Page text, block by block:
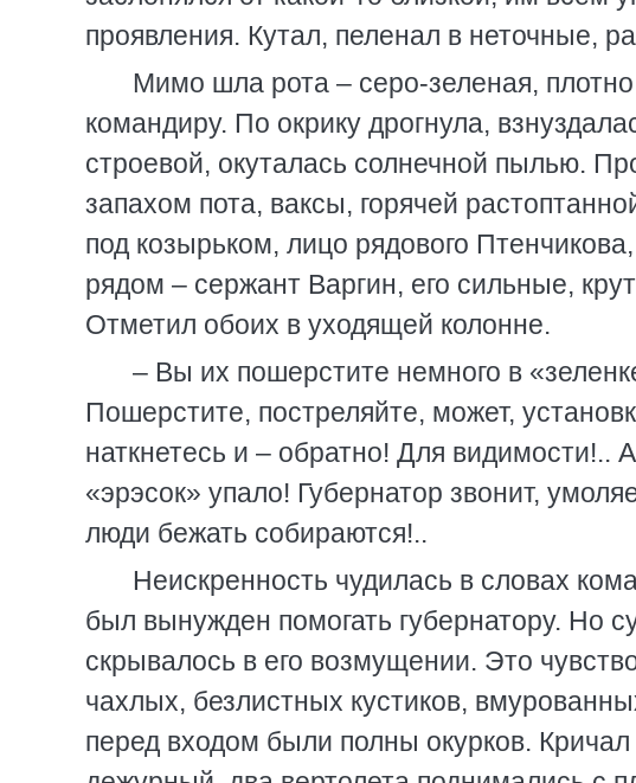
проявления. Кутал, пеленал в неточные,
Мимо шла рота – серо-зеленая,
командиру. По окрику дрогнула,
строевой, окуталась солнечной пылью.
запахом пота, ваксы, горячей
под козырьком, лицо рядового
рядом – сержант Варгин, его сильные,
Отметил обоих в уходящей колонне.
– Вы их пошерстите немного в
Пошерстите, постреляйте, может,
наткнетесь и – обратно! Для видимости!..
«эрэсок» упало! Губернатор звонит,
люди бежать собираются!..
Неискренность чудилась в словах
был вынужден помогать губернатору. Но
скрывалось в его возмущении. Это
чахлых, безлистных кустиков,
перед входом были полны окурков.